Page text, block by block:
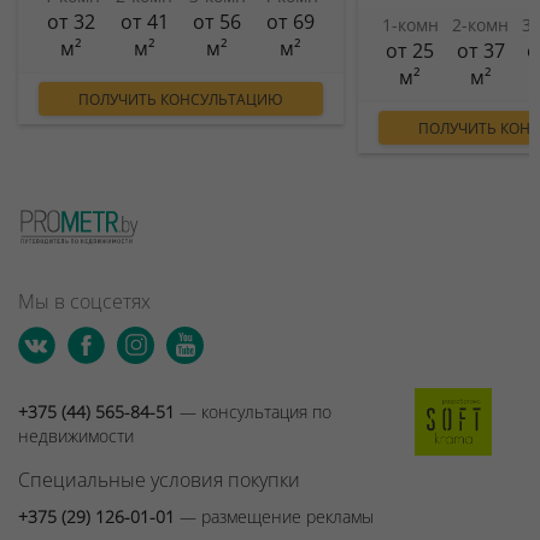
от 32
м²
от 41
м²
от 56
м²
от 69
м²
ПОЛУЧИТЬ КОНСУЛЬТАЦИЮ
1-комн
от 25
м²
2-комн
от 37
м²
ПОЛУЧИТЬ
Мы в соцсетях
+375 (44) 565-84-51 — консультация по
недвижимости
Специальные условия покупки
+375 (29) 126-01-01 — размещение рекламы